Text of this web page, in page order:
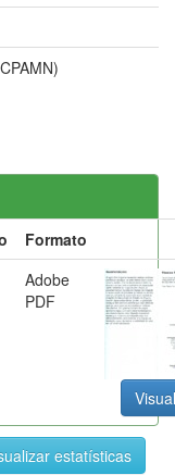
Formato
Adobe
PDF
estatísticas